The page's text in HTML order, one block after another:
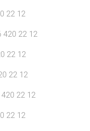
22 12
420 22 12
22 12
22 12
420 22 12
22 12